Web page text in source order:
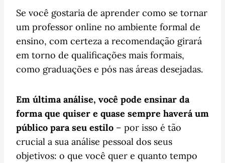
Se você gostaria de aprender como se tornar
um professor online no ambiente formal de
ensino, com certeza a recomendação girará
em torno de qualificações mais formais,
como graduações e pós nas áreas desejadas.
Em última análise, você pode ensinar da
forma que quiser e quase sempre haverá um
público para seu estilo – por isso é tão
crucial a sua análise pessoal dos seus
objetivos: o que você quer e quanto tempo